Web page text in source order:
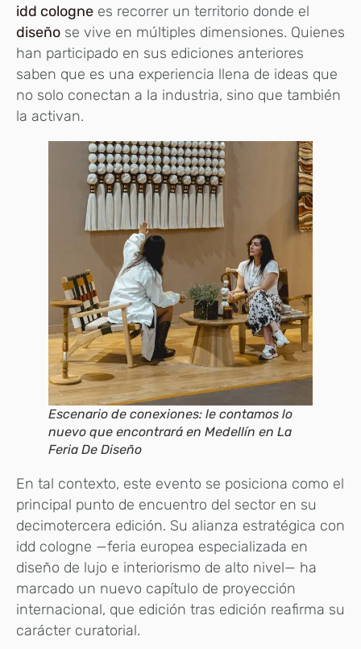
idd cologne es recorrer un territorio donde el
diseño se vive en múltiples dimensiones. Quienes
han participado en sus ediciones anteriores
saben que es una experiencia llena de ideas que
no solo conectan a la industria, sino que también
la activan.
Escenario de conexiones: le contamos lo
nuevo que encontrará en Medellín en La
Feria De Diseño
En tal contexto, este evento se posiciona como el
principal punto de encuentro del sector en su
decimotercera edición. Su alianza estratégica con
idd cologne —feria europea especializada en
diseño de lujo e interiorismo de alto nivel— ha
marcado un nuevo capítulo de proyección
internacional, que edición tras edición reafirma su
carácter curatorial.